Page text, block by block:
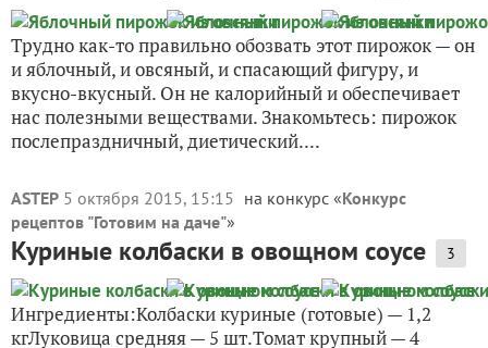
Трудно как-то правильно обозвать этот пирожок — он
и яблочный, и овсяный, и спасающий фигуру, и
вкусно-вкусный. Он не калорийный и обеспечивает
нас полезными веществами. Знакомьтесь: пирожок
послепраздничный, диетический....
ASTEP 5 октября 2015, 15:15 на конкурс «Конкурс
рецептов "Готовим на даче"»
Куриные колбаски в овощном соусе 3
Ингредиенты:Колбаски куриные (готовые) — 1,2
кгЛуковица средняя — 5 шт.Томат крупный — 4